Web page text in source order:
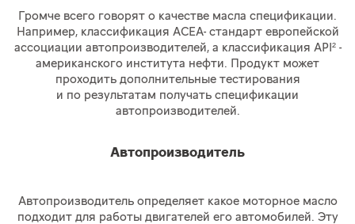
Громче всего говорят о качестве масла спецификации.
Например, классификация АСЕА- стандарт европейской
ассоциации автопроизводителей, а классификация API² -
американского института нефти. Продукт может
проходить дополнительные тестирования
и по результатам получать спецификации
автопроизводителей.
Автопроизводитель
Автопроизводитель определяет какое моторное масло
подходит для работы двигателей его автомобилей. Эту